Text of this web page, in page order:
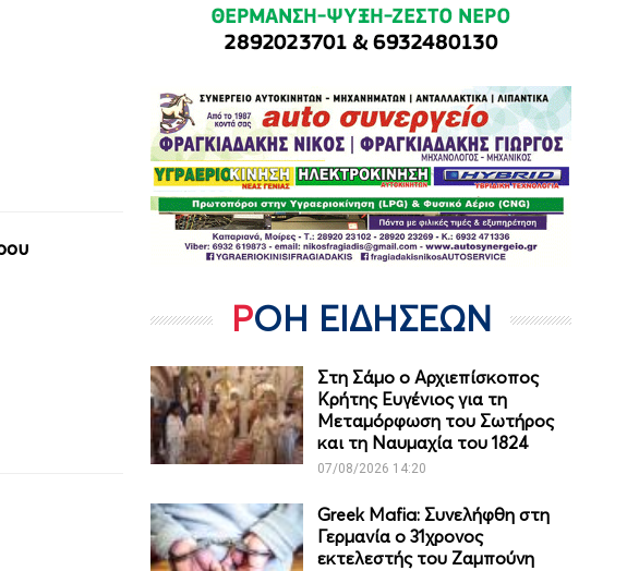
ΡΟΗ ΕΙΔΗΣΕΩΝ
Στη Σάμο ο Αρχιεπίσκοπος
Κρήτης Ευγένιος για τη
Μεταμόρφωση του Σωτήρος
και τη Ναυμαχία του 1824
07/08/2026 14:20
Greek Mafia: Συνελήφθη στη
Γερμανία ο 31χρονος
εκτελεστής του Ζαμπούνη